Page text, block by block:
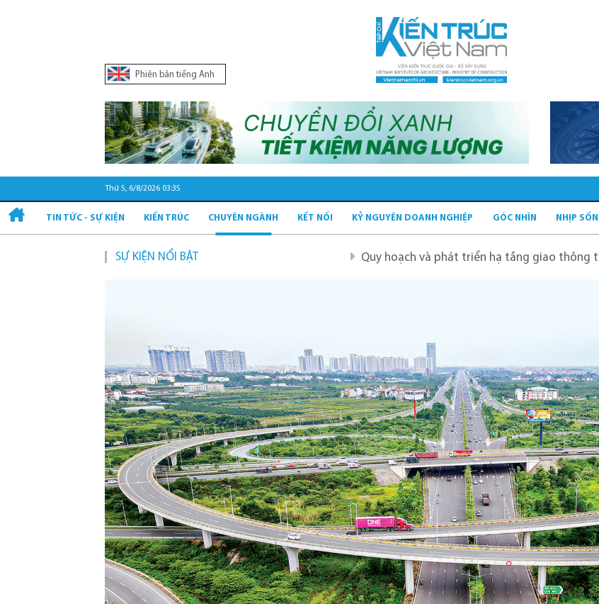
Phiên bản tiếng Anh
Thứ 5, 6/8/2026 03:35
TIN TỨC - SỰ KIỆN KIẾN TRÚC CHUYÊN NGÀNH KẾT NỐI KỶ NGUYÊN DOANH NGHIỆP GÓC NHÌN NHỊP
SỰ KIỆN NỔI BẬT Quy hoạch và phát triển hạ tầng giao thông tĩnh xanh